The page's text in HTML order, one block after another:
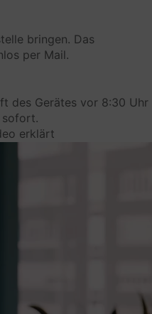
bringen. Das
per Mail.
des Gerätes vor 8:30 Uhr
sofort.
erklärt
der
und Opt-Out
for-reviewers/end-